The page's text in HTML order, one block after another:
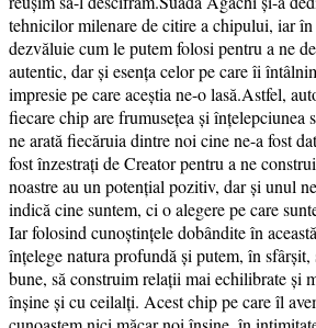
tehnicilor milenare de citire a chipului, iar în
dezvăluie cum le putem folosi pentru a ne
autentic, dar și esența celor pe care îi
impresie pe care aceștia ne-o lasă.Astfel,
fiecare chip are frumusețea și înțelepciunea
ne arată fiecăruia dintre noi cine ne-a fost
fost înzestrați de Creator pentru a ne
noastre au un potențial pozitiv, dar și unul
indică cine suntem, ci o alegere pe care
Iar folosind cunoștințele dobândite în
înțelege natura profundă și putem, în sfârșit,
bune, să construim relații mai echilibrate și
înșine și cu ceilalți. Acest chip pe care îl